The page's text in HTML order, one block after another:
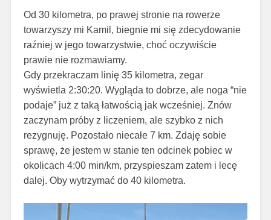
Od 30 kilometra, po prawej stronie na rowerze
towarzyszy mi Kamil, biegnie mi się zdecydowanie
raźniej w jego towarzystwie, choć oczywiście
prawie nie rozmawiamy.
Gdy przekraczam linię 35 kilometra, zegar
wyświetla 2:30:20. Wygląda to dobrze, ale noga “nie
podaje” już z taką łatwością jak wcześniej. Znów
zaczynam próby z liczeniem, ale szybko z nich
rezygnuję. Pozostało niecałe 7 km. Zdaję sobie
sprawę, że jestem w stanie ten odcinek pobiec w
okolicach 4:00 min/km, przyspieszam zatem i lecę
dalej. Oby wytrzymać do 40 kilometra.